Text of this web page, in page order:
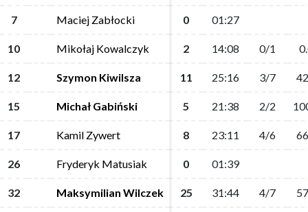
7 Maciej Zabłocki 0 01:27
10 Mikołaj Kowalczyk 2 14:08 0/1
12 Szymon Kiwilsza 11 25:16 3/7
15 Michał Gabiński 5 21:38 2/2
17 Kamil Zywert 8 23:11 4/6
26 Fryderyk Matusiak 0 01:39
32 Maksymilian Wilczek 25 31:44 4/7
7 Maciej Zabłocki 0 01:27
10 Mikołaj Kowalczyk 2 14:08 0/1
12 Szymon Kiwilsza 11 25:16 3/7
15 Michał Gabiński 5 21:38 2/2
17 Kamil Zywert 8 23:11 4/6
26 Fryderyk Matusiak 0 01:39
32 Maksymilian Wilczek 25 31:44 4/7